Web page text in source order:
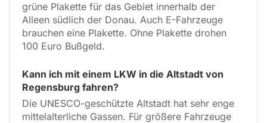
grüne Plakette für das Gebiet innerhalb der
Alleen südlich der Donau. Auch E-Fahrzeuge
brauchen eine Plakette. Ohne Plakette drohen
100 Euro Bußgeld.
Kann ich mit einem LKW in die Altstadt von
Regensburg fahren?
Die UNESCO-geschützte Altstadt hat sehr enge
mittelalterliche Gassen. Für größere Fahrzeuge